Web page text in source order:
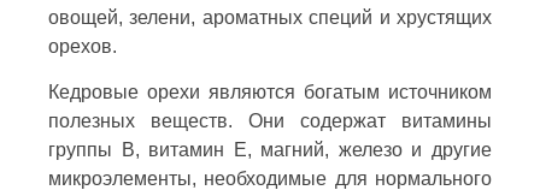
овощей, зелени, ароматных специй и хрустящих
орехов.
Кедровые орехи являются богатым источником
полезных веществ. Они содержат витамины
группы В, витамин Е, магний, железо и другие
микроэлементы, необходимые для нормального